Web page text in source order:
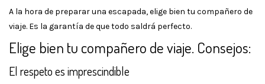
A la hora de preparar una escapada, elige bien tu compañero de
viaje. Es la garantía de que todo saldrá perfecto.
Elige bien tu compañero de viaje. Consejos:
El respeto es imprescindible